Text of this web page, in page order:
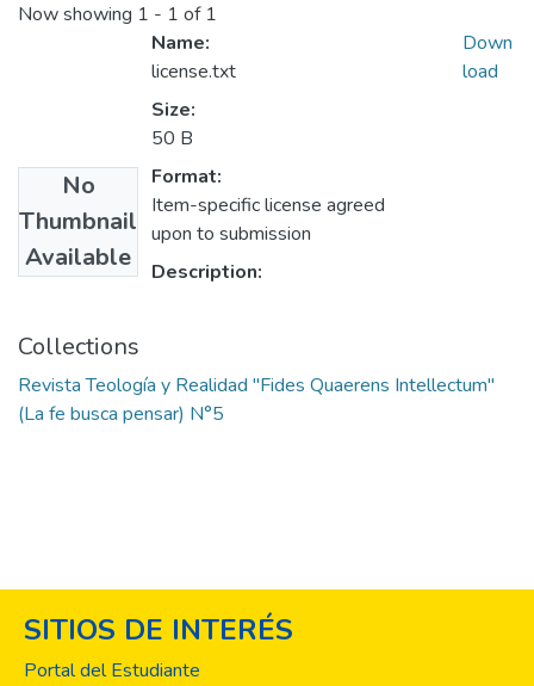
Now showing 1 - 1 of 1
No
Thumbnail
Available
Name:
license.txt
Size:
50 B
Format:
Item-specific license agreed
upon to submission
Description:
Down
load
Collections
Revista Teología y Realidad "Fides Quaerens Intellectum"
(La fe busca pensar) N°5
SITIOS DE INTERÉS
Portal del Estudiante